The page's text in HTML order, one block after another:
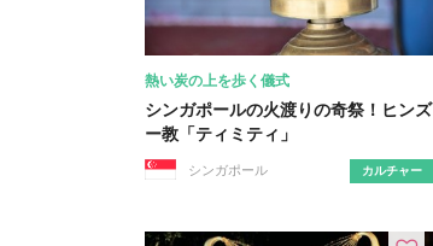
熱い炭の上を歩く儀式
シンガポールの火渡りの奇祭！ヒンズ
ー教「ティミティ」
シンガポール カルチャー